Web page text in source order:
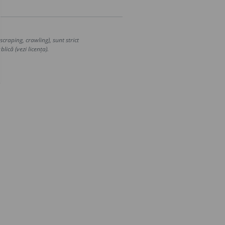
crawling), sunt strict
(vezi licența).